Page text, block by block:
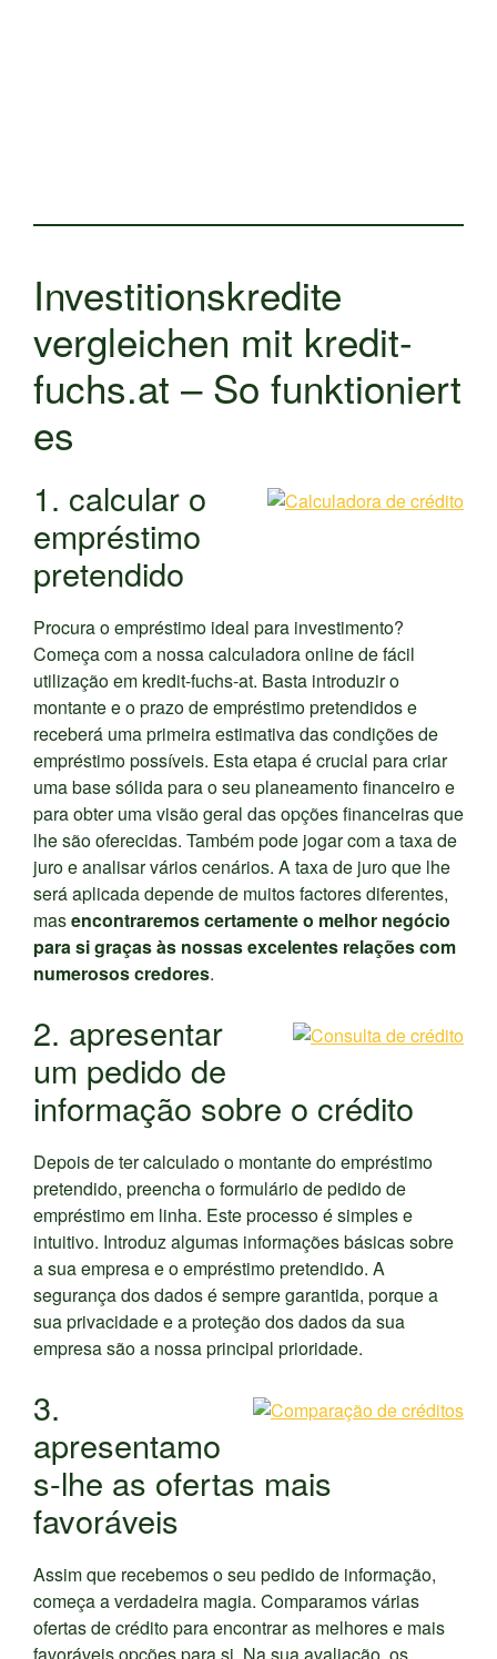
Investitionskredite
vergleichen mit kredit-
fuchs.at – So funktioniert
es
1. calcular o
empréstimo
pretendido
Procura o empréstimo ideal para investimento?
Começa com a nossa calculadora online de fácil
utilização em kredit-fuchs-at. Basta introduzir o
montante e o prazo de empréstimo pretendidos e
receberá uma primeira estimativa das condições de
empréstimo possíveis. Esta etapa é crucial para criar
uma base sólida para o seu planeamento financeiro e
para obter uma visão geral das opções financeiras que
lhe são oferecidas. Também pode jogar com a taxa de
juro e analisar vários cenários. A taxa de juro que lhe
será aplicada depende de muitos factores diferentes,
masencontraremos certamente o melhor negócio
para si graças às nossas excelentes relações com
numerosos credores.
2. apresentar
um pedido de
informação sobre o crédito
Depois de ter calculado o montante do empréstimo
pretendido, preencha o formulário de pedido de
empréstimo em linha. Este processo é simples e
intuitivo. Introduz algumas informações básicas sobre
a sua empresa e o empréstimo pretendido. A
segurança dos dados é sempre garantida, porque a
sua privacidade e a proteção dos dados da sua
empresa são a nossa principal prioridade.
3.
apresentamo
s-lhe as ofertas mais
favoráveis
Assim que recebemos o seu pedido de informação,
começa a verdadeira magia. Comparamos várias
ofertas de crédito para encontrar as melhores e mais